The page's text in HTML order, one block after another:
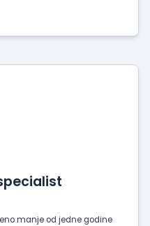
manje od jedne godine